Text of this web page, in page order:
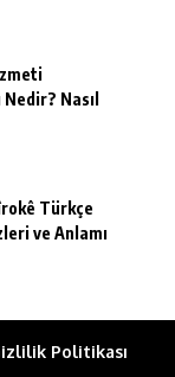
Nasıl
Türkçe
ve Anlamı
Politikası